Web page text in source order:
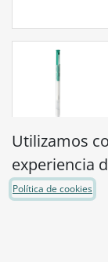
Utilizamos
experiencia
Política de cookies